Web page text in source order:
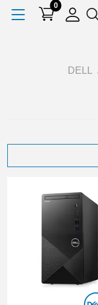
0
DELL